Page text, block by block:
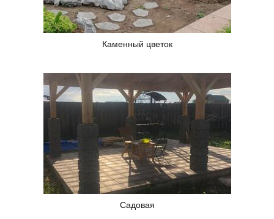
Каменный цветок
Садовая